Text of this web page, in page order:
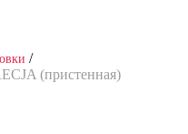
/
(пристенная)